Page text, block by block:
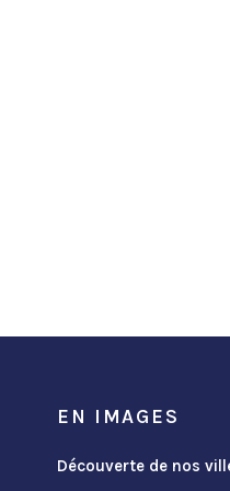
EN IMAGES
Découverte de nos